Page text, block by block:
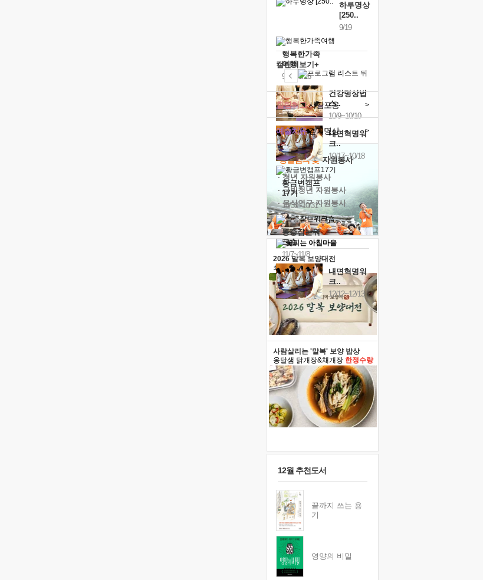
하루명상
[250..
9/19
행복한가족
여행
9/24~9/26
건강명상법
스..
10/9~10/10
내면혁명워
크..
10/17~10/18
황금변캠프
17기
10/30~10/31
통증잡는워
크숍
11/7~11/8
내면혁명워
크..
12/12~12/13
캘린더보기+
예술치유걷기명상 >
힐링허그사감포옹 >
'옹달샘의 꽃'자원봉사
· 청년 자원봉사
· 금빛청년 자원봉사
· 음식연구 자원봉사
2026 말복 보양대전
최대74%할인
사람살리는 '말복' 보양 밥상
옹달샘 닭개장&채개장 한정수량
12월 추천도서
끝까지 쓰는 용
기
영양의 비밀